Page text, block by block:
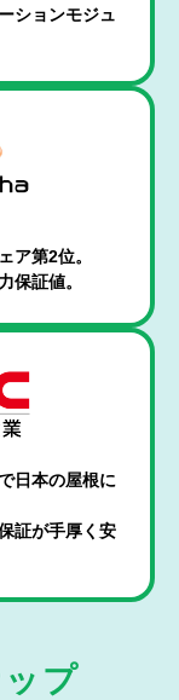
ションモジュ
ア第2位。
保証値。
日本の屋根に
証が手厚く安
プ